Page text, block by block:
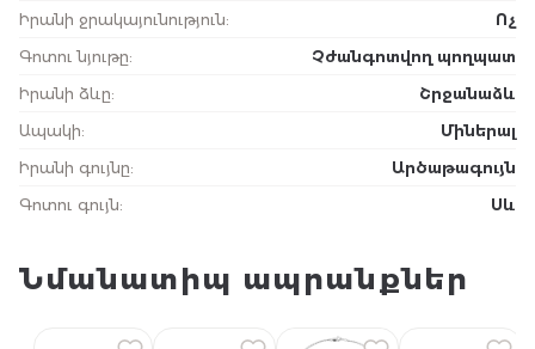
Իրանի ջրակայունություն:
Ոչ
Գոտու նյութը:
Չժանգոտվող պողպատ
Իրանի ձևը:
Շրջանաձև
Ապակի:
Միներալ
Իրանի գույնը:
Արծաթագույն
Գոտու գույն: Սև
Նմանատիպ ապրանքներ